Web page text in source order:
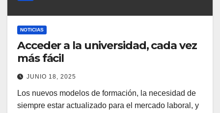
NOTICIAS
Acceder a la universidad, cada vez
más fácil
JUNIO 18, 2025
Los nuevos modelos de formación, la necesidad de
siempre estar actualizado para el mercado laboral, y